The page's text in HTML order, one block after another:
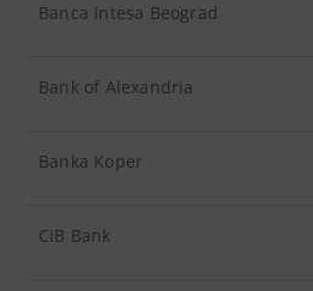
Banca Intesa Beograd
Bank of Alexandria
Banka Koper
CIB Bank